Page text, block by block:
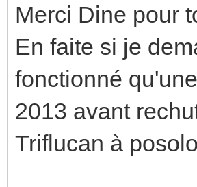
Merci Dine pour
En faite si je
fonctionné
2013 avant
Triflucan à